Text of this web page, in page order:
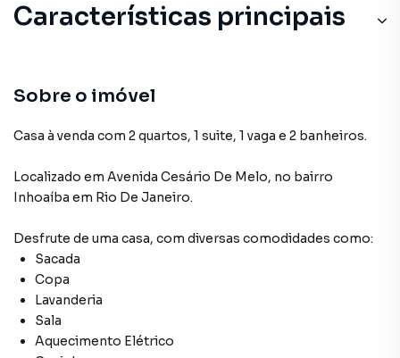
Características principais
Sobre o imóvel
Casa à venda com 2 quartos, 1 suite, 1 vaga e 2 banheiros.
Localizado em Avenida Cesário De Melo, no bairro
Inhoaíba em Rio De Janeiro.
Desfrute de uma casa, com diversas comodidades como:
Sacada
Copa
Lavanderia
Sala
Aquecimento Elétrico